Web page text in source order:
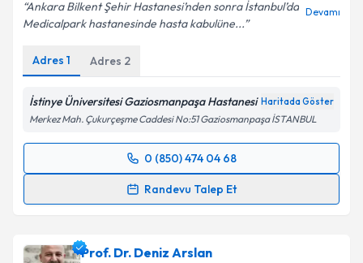
Ankara Bilkent Şehir Hastanesi’nden sonra İstanbul’da
Medicalpark hastanesinde hasta kabulüne...
Devamı
Adres 1 Adres 2
İstinye Üniversitesi Gaziosmanpaşa Hastanesi Haritada Göster
Merkez Mah. Çukurçeşme Caddesi No:51 Gaziosmanpaşa İSTANBUL
0 (850) 474 04 68
Randevu Talep Et
Randevu Takvimi Talebi
takvim hazırlandığında e-posta ile bilgilendireceğiz.
Prof. Dr. Deniz Arslan